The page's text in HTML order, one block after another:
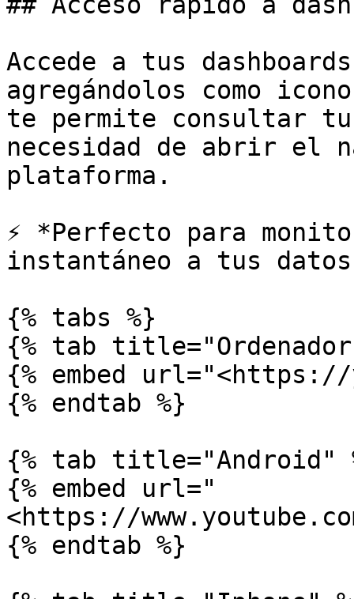
Accede a tus
agregándolos como
te permite consultar
necesidad de abrir el
plataforma.
⚡ *Perfecto para
instantáneo a tus
{% tabs %}
{% tab
{% embed url="<https://
{% endtab %}
{% tab title="Android"
{% embed url="
<https://
{% endtab %}